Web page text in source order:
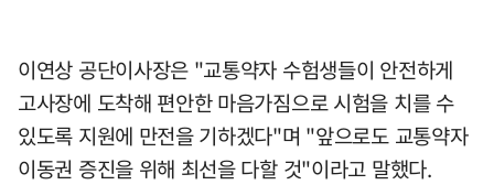
이연상 공단이사장은 "교통약자 수험생들이 안전하게
고사장에 도착해 편안한 마음가짐으로 시험을 치를 수
있도록 지원에 만전을 기하겠다"며 "앞으로도 교통약자
이동권 증진을 위해 최선을 다할 것"이라고 말했다.